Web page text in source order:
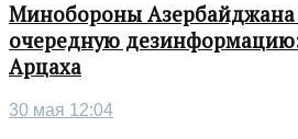
Минобороны Азербайджана
очередную
Арцаха
30 мая 12:04